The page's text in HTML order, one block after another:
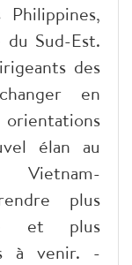
du Sud-Est.
des
en
élan au
Vietnam-
plus
et plus
à venir. -